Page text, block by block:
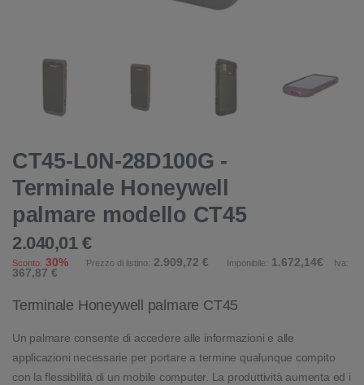
CT45-L0N-28D100G -
Terminale Honeywell
palmare modello CT45
2.040,01 €
Sconto: 30% Prezzo di listino: 2.909,72 € Imponibile: 1.672,14€ Iva:
367,87 €
Terminale Honeywell palmare CT45
Un palmare consente di accedere alle informazioni e alle
applicazioni necessarie per portare a termine qualunque compito
con la flessibilità di un mobile computer. La produttività aumenta ed i